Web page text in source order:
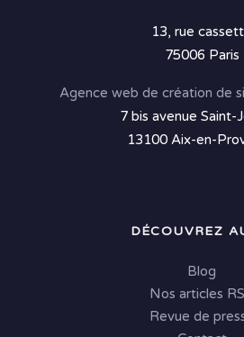
13, rue
75006 Paris
Agence web de création de
7 bis avenue Saint-
13100 Aix-en-
DÉCOUVREZ
Blog
Nos articles
Revue de